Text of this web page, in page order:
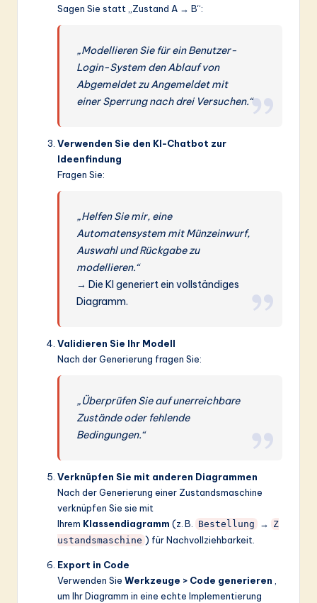
Sagen Sie statt „Zustand A → B“:
„Modellieren Sie für ein Benutzer-
Login-System den Ablauf von
Abgemeldet zu Angemeldet mit
einer Sperrung nach drei Versuchen.“
Verwenden Sie den KI-Chatbot zur
Ideenfindung
Fragen Sie:
„Helfen Sie mir, eine
Automatensystem mit Münzeinwurf,
Auswahl und Rückgabe zu
modellieren.“
→ Die KI generiert ein vollständiges
Diagramm.
Validieren Sie Ihr Modell
Nach der Generierung fragen Sie:
„Überprüfen Sie auf unerreichbare
Zustände oder fehlende
Bedingungen.“
Verknüpfen Sie mit anderen Diagrammen
Nach der Generierung einer Zustandsmaschine
verknüpfen Sie sie mit
Ihrem Klassendiagramm (z. B. Bestellung → Z
ustandsmaschine ) für Nachvollziehbarkeit.
Export in Code
Verwenden Sie Werkzeuge > Code generieren
um Ihr Diagramm in eine echte Implementierung